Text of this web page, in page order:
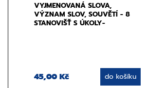
VYJMENOVANÁ SLOVA,
VÝZNAM SLOV, SOUVĚTÍ - 8
STANOVIŠŤ S ÚKOLY-
45,00 Kč do košíku